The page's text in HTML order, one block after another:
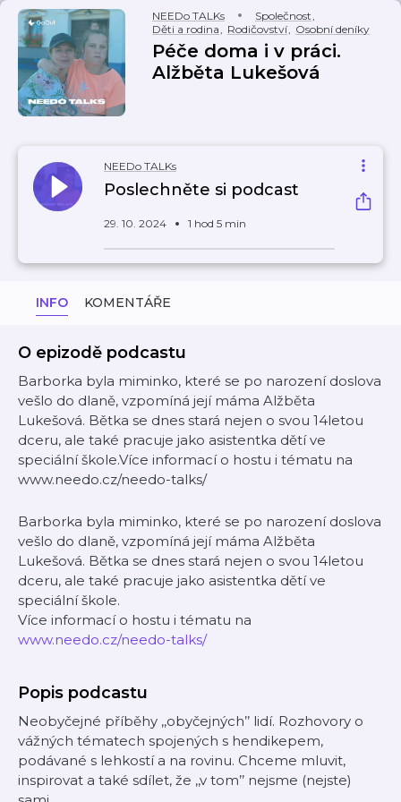
NEEDo TALKs Společnost,
Děti a rodina, Rodičovství, Osobní deníky
Péče doma i v práci.
Alžběta Lukešová
NEEDo TALKs
Poslechněte si podcast
29. 10. 2024 1 hod 5 min
INFO KOMENTÁŘE
O epizodě podcastu
Barborka byla miminko, které se po narození doslova
vešlo do dlaně, vzpomíná její máma Alžběta
Lukešová. Bětka se dnes stará nejen o svou 14letou
dceru, ale také pracuje jako asistentka dětí ve
speciální škole.Více informací o hostu i tématu na
www.needo.cz/needo-talks/
Barborka byla miminko, které se po narození doslova
vešlo do dlaně, vzpomíná její máma Alžběta
Lukešová. Bětka se dnes stará nejen o svou 14letou
dceru, ale také pracuje jako asistentka dětí ve
speciální škole.
Více informací o hostu i tématu na
www.needo.cz/needo-talks/
Popis podcastu
Neobyčejné příběhy ‚‚obyčejných’’ lidí. Rozhovory o
vážných tématech spojených s hendikepem,
podávané s lehkostí a na rovinu. Chceme mluvit,
inspirovat a také sdílet, že ‚‚v tom’’ nejsme (nejste)